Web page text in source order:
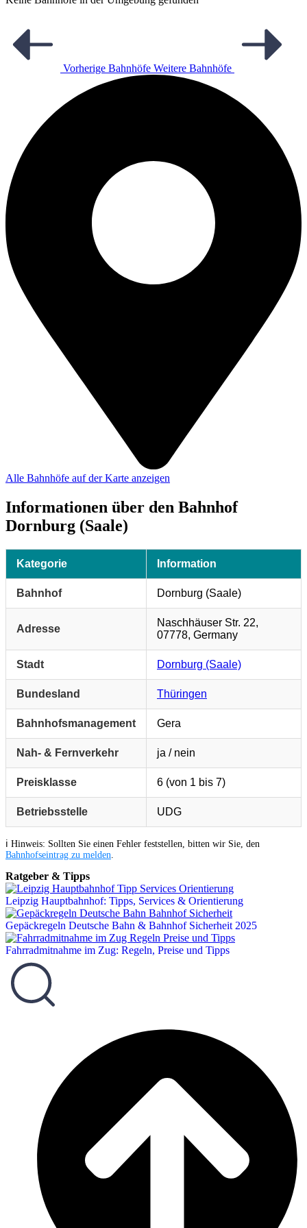
Vorherige Bahnhöfe Weitere Bahnhöfe
Alle Bahnhöfe auf der Karte anzeigen
Informationen über den Bahnhof
Dornburg (Saale)
Kategorie Information
Bahnhof Dornburg (Saale)
Adresse
Naschhäuser Str. 22,
07778, Germany
Stadt Dornburg (Saale)
Bundesland Thüringen
Bahnhofsmanagement Gera
Nah- & Fernverkehr ja / nein
Preisklasse 6 (von 1 bis 7)
Betriebsstelle UDG
ℹ️ Hinweis: Sollten Sie einen Fehler feststellen, bitten wir Sie, den
Bahnhofseintrag zu melden
Ratgeber & Tipps
Leipzig Hauptbahnhof: Tipps, Services & Orientierung
Gepäckregeln Deutsche Bahn & Bahnhof Sicherheit 2025
Fahrradmitnahme im Zug: Regeln, Preise und Tipps